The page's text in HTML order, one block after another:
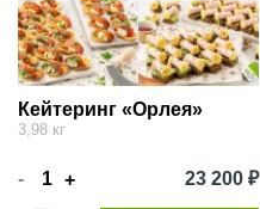
Кейтеринг «Орлея»
3,98 кг
- + 23 200 ₽